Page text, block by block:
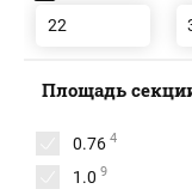
Площадь
0.76 4
1.0 9